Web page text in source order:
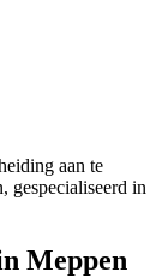
aan te
gespecialiseerd in
Meppen